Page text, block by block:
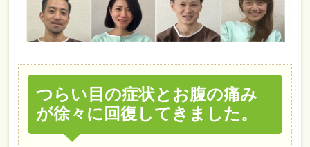
つらい目の症状とお腹の痛み
が徐々に回復してきました。